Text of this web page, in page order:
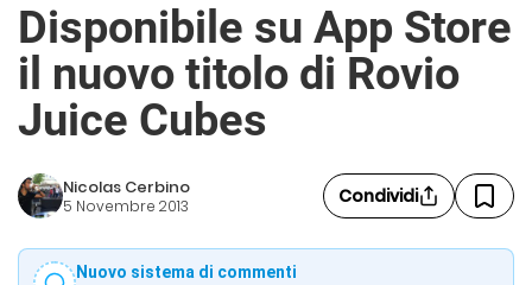
Disponibile su App Store
il nuovo titolo di Rovio
Juice Cubes
Nicolas Cerbino
5 Novembre 2013 Condividi
Nuovo sistema di commenti